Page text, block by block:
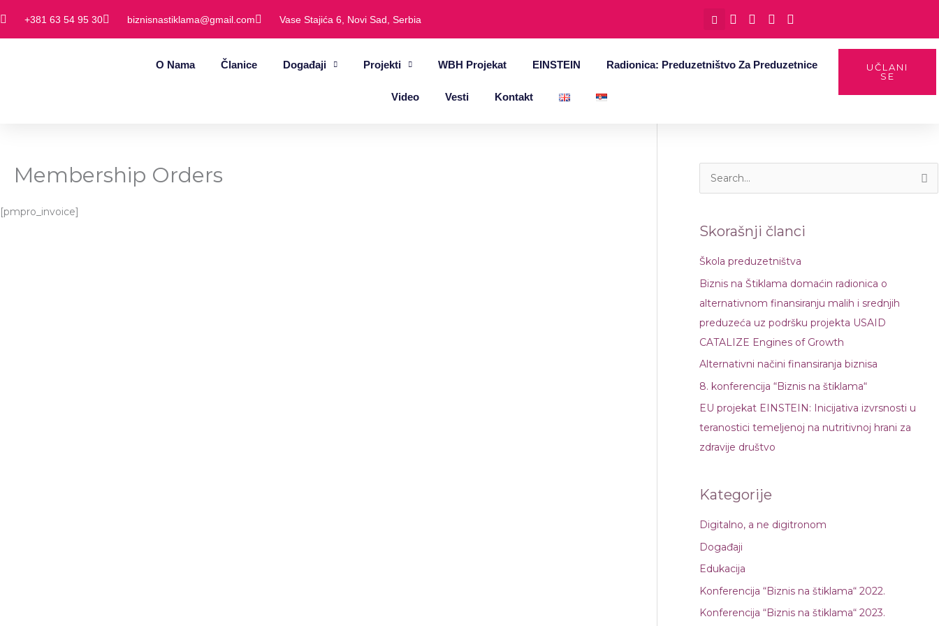
на
+381 63 54 95 30 biznisnastiklama@gmail.com Vase Stajića 6, Novi Sad, Serbia
O Nama Članice Događaji Projekti WBH Projekat EINSTEIN Radionica: Preduzetništvo Za Preduzetnice
Video Vesti Kontakt
UČLANI
SE
Membership Orders
[pmpro_invoice]
т
р
а
г
а
з
а
Skorašnji članci
Škola preduzetništva
Biznis na Štiklama domaćin radionica o
alternativnom finansiranju malih i srednjih
preduzeća uz podršku projekta USAID
CATALIZE Engines of Growth
Alternativni načini finansiranja biznisa
8. konferencija “Biznis na štiklama“
EU projekat EINSTEIN: Inicijativa izvrsnosti u
teranostici temeljenoj na nutritivnoj hrani za
zdravije društvo
Kategorije
Digitalno, a ne digitronom
Događaji
Edukacija
Konferencija “Biznis na štiklama“ 2022.
Konferencija “Biznis na štiklama“ 2023.